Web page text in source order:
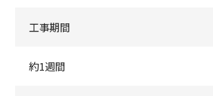
工事期間
約1週間